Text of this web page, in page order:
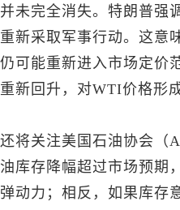
未完全消失。特朗普强
新采取军事行动。这意
可能重新进入市场定价
新回升，对WTI价格形
将关注美国石油协会（
库存降幅超过市场预期
动力；相反，如果库存